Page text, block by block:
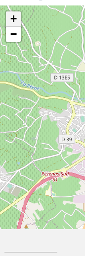
+
−